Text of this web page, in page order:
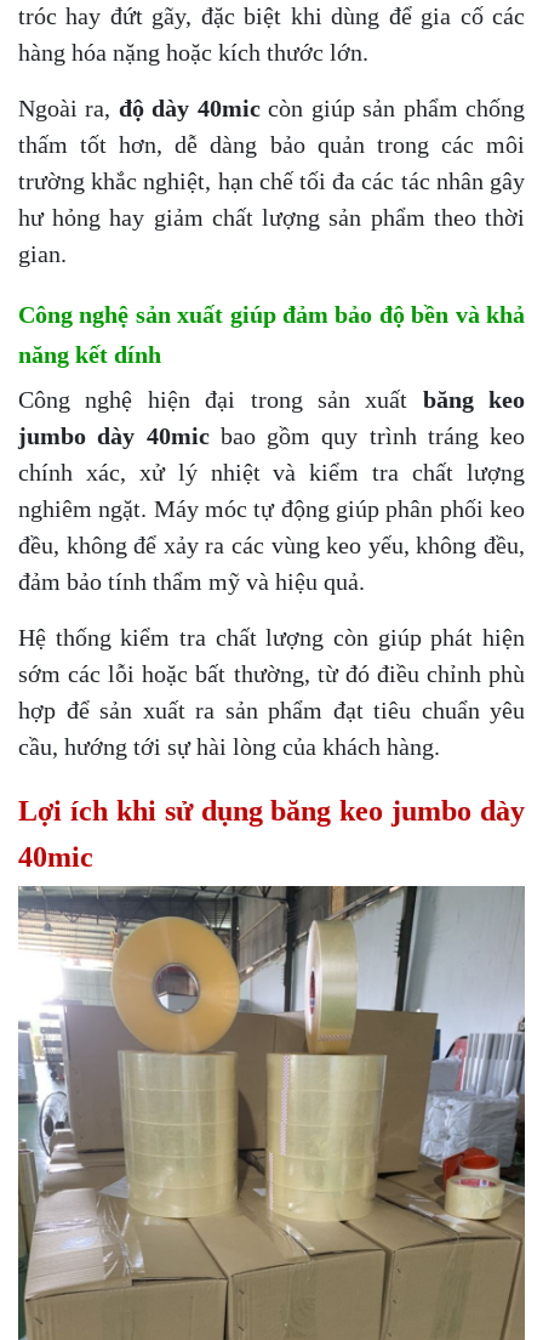
tróc hay đứt gãy, đặc biệt khi dùng để gia cố các
hàng hóa nặng hoặc kích thước lớn.
Ngoài ra, độ dày 40miccòn giúp sản phẩm chống
thấm tốt hơn, dễ dàng bảo quản trong các môi
trường khắc nghiệt, hạn chế tối đa các tác nhân gây
hư hỏng hay giảm chất lượng sản phẩm theo thời
gian.
Công nghệ sản xuất giúp đảm bảo độ bền và khả
năng kết dính
Công nghệ hiện đại trong sản xuất băng keo
jumbo dày 40micbao gồm quy trình tráng keo
chính xác, xử lý nhiệt và kiểm tra chất lượng
nghiêm ngặt. Máy móc tự động giúp phân phối keo
đều, không để xảy ra các vùng keo yếu, không đều,
đảm bảo tính thẩm mỹ và hiệu quả.
Hệ thống kiểm tra chất lượng còn giúp phát hiện
sớm các lỗi hoặc bất thường, từ đó điều chỉnh phù
hợp để sản xuất ra sản phẩm đạt tiêu chuẩn yêu
cầu, hướng tới sự hài lòng của khách hàng.
Lợi ích khi sử dụng băng keo jumbo dày
40mic